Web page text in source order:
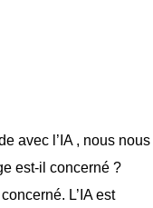
avec l’IA , nous nous
est-il concerné ?
L’IA est